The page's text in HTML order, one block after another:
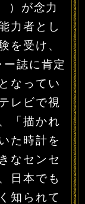
）が念力
力者とし
を受け、
誌に肯定
なってい
レビで視
「描かれ
た時計を
なセンセ
日本でも
知られて